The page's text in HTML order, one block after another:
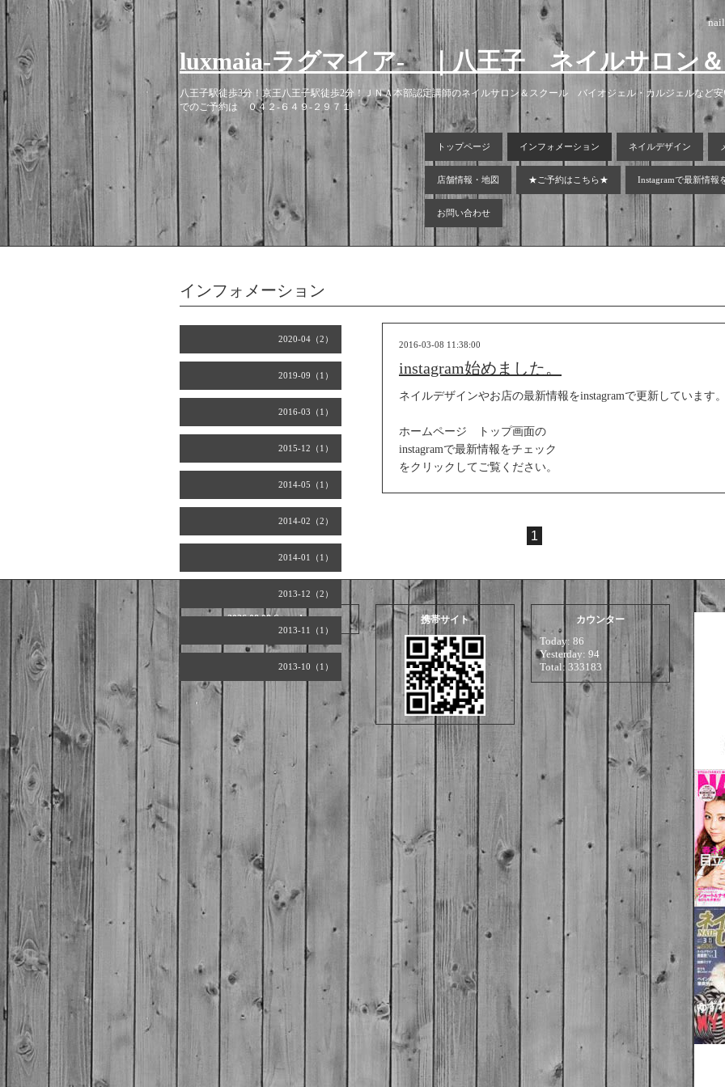
luxmaia-ラグマイア- ｜八王子 ネイルサロン
八王子駅徒歩3分！京王八王子駅徒歩2分！ＪＮＡ本部認定講師のネイルサロン＆スクール バイオジェル・カルジェルな
でのご予約は ０４２-６４９-２９７１
トップページ インフォメーション ネイルデザイン
店舗情報・地図 ★ご予約はこちら★ Instagramで最新情報
お問い合わせ
2020-04（2）
2019-09（1）
2016-03（1）
2015-12（1）
2014-05（1）
2014-02（2）
2014-01（1）
2013-12（2）
2013-11（1）
2013-10（1）
インフォメーション
2016-03-08 11:38:00
instagram始めました。
ネイルデザインやお店の最新情報をinstagramで更新しています
ホームページ トップ画面の
instagramで最新情報をチェック
をクリックしてご覧ください。
1
2026.08.08 Saturday 携帯サイト カウンター
Today: 86
Yesterday: 94
Total: 333183